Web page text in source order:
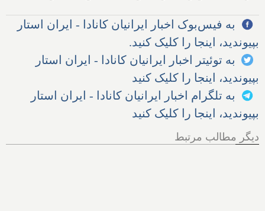
به فیس‌بوک اخبار ایرانیان کانادا - ایران استار
بپیوندید، اینجا را کلیک کنید.
به توئیتر اخبار ایرانیان کانادا - ایران استار
بپیوندید، اینجا را کلیک کنید
به تلگرام اخبار ایرانیان کانادا - ایران استار
بپیوندید، اینجا را کلیک کنید
دیگر مطالب مرتبط